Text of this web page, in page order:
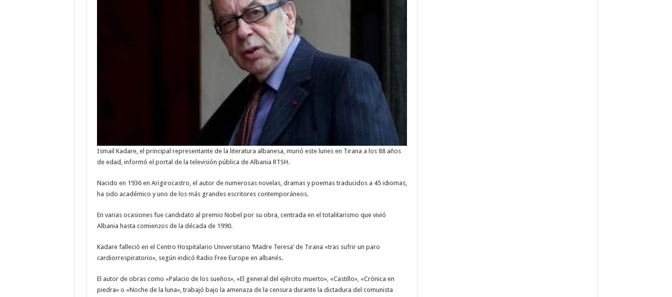
Ismail Kadare, el principal representante de la literatura albanesa, murió este lunes en Tirana a los 88 años
de edad, informó el portal de la televisión pública de Albania RTSH.
Nacido en 1936 en Arigirocastro, el autor de numerosas novelas, dramas y poemas traducidos a 45 idiomas,
ha sido académico y uno de los más grandes escritores contemporáneos.
En varias ocasiones fue candidato al premio Nobel por su obra, centrada en el totalitarismo que vivió
Albania hasta comienzos de la década de 1990.
Kadare falleció en el Centro Hospitalario Universitario ‘Madre Teresa’ de Tirana «tras sufrir un paro
cardiorrespiratorio», según indicó Radio Free Europe en albanés.
El autor de obras como «Palacio de los sueños», «El general del ejército muerto», «Castillo», «Crónica en
piedra» o «Noche de la luna», trabajó bajo la amenaza de la censura durante la dictadura del comunista